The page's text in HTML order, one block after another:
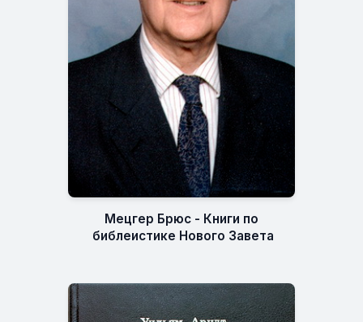
Мецгер Брюс - Книги по
библеистике Нового Завета